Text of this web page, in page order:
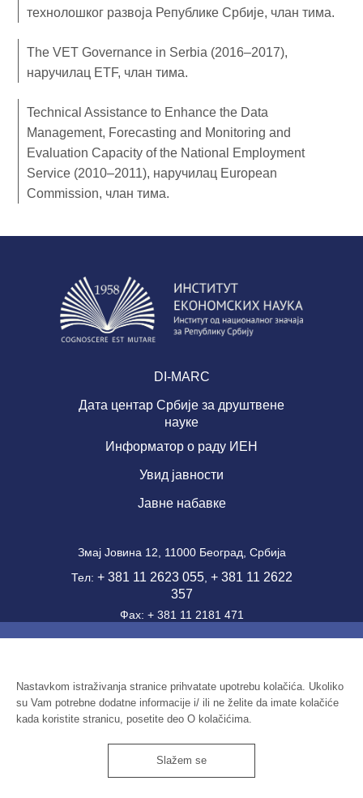
Nastavkom istraživanja stranice prihvatate upotrebu kolačića. Ukoliko
su Vam potrebne dodatne informacije i/ ili ne želite da imate kolačiće
kada koristite stranicu, posetite deo O kolačićima.
Slažem se
технолошког развоја Републике Србије, члан тима.
The VET Governance in Serbia (2016–2017),
наручилац ETF, члан тима.
Technical Assistance to Enhance the Data
Management, Forecasting and Monitoring and
Evaluation Capacity of the National Employment
Service (2010–2011), наручилац European
Commission, члан тима.
DI-MARC
Дата центар Србије за друштвене
науке
Информатор о раду ИЕН
Увид јавности
Јавне набавке
Змај Јовина 12, 11000 Београд, Србија
Тел: + 381 11 2623 055, + 381 11 2622
357
Фаx: + 381 11 2181 471
email:office@ien.bg.ac.rs
ПИБ: 100039204
Матични број: 07041144